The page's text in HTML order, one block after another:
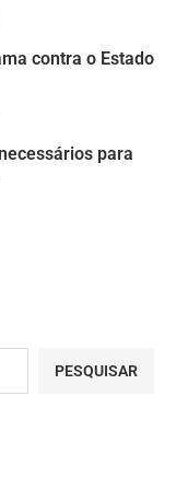
contra o Estado
para
PESQUISAR